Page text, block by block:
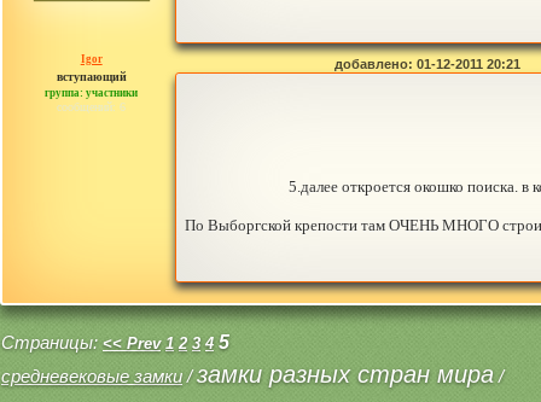
Igor
вступающий
группа: участники
сообщений: 6
добавлено: 01-12-2011 20:21
5.далее откроется окошко поиска.
По Выборгской крепости там ОЧЕНЬ МНОГО
Страницы: << Prev 1 2 3 4 5
средневековые замки/замки разных стран мира /